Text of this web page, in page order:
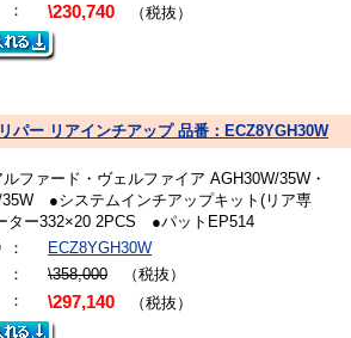
： \230,740 （税抜）
パー リアインチアップ 品番：ECZ8YGH30W
ファード・ヴェルファイア AGH30W/35W・
35W ●システムインチアップキット(リア専
ー332×20 2PCS ●パットEP514
：
ECZ8YGH30W
： \358,000 （税抜）
： \297,140 （税抜）